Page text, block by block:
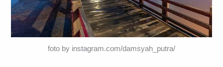
foto by instagram.com/damsyah_putra/